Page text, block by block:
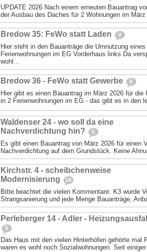
UPDATE 2026 Nach einem erneuten Bauantrag
der Ausbau des Daches für 2 Wohnungen im
Bredow 35: FeWo statt Laden 0
Hier steht in den Bauanträge die Umnutzung
Ferienwohnungen im EG Vorderhaus links Da
wohl...
Bredow 36 - FeWo statt Gewerbe 0
Hier gibt es einen Bauantrag im März 2026 für die
in 2 Ferienwohnungen im EG - das gibt es in den
Waldenser 24 - wo soll da eine
Nachverdichtung hin?
0
Es gibt einen Bauantrag von März 2026 für einen
Nachverdichtung auf dem Grundstück. Keine
Kirchstr. 4 - scheibchenweise
Modernisierung
10
Bitte beachtet die vielen Kommentare: K3 wurde
Strangsanierung und jede Menge Bauanträge,
Perleberger 14 - Adler -
0
Das Haus mit den vielen Hinterhöfen gehörte mal
waren es wohl noch Sozialwohnungen. Seit